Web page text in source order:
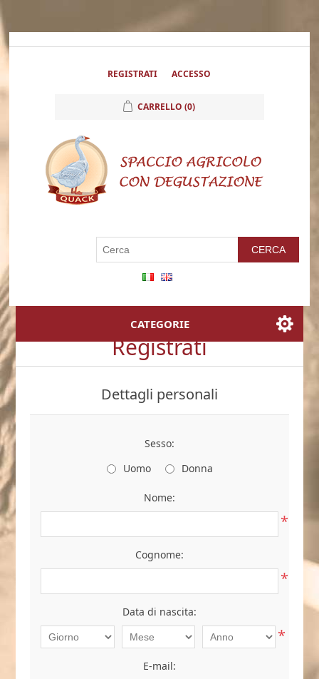
REGISTRATI ACCESSO
CARRELLO (0)
CATEGORIE
Registrati
Dettagli personali
Sesso:
Uomo
Donna
Nome:
*
Cognome:
*
Data di nascita:
*
E-mail: